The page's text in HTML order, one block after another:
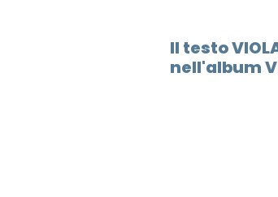
Il testo
nell'album